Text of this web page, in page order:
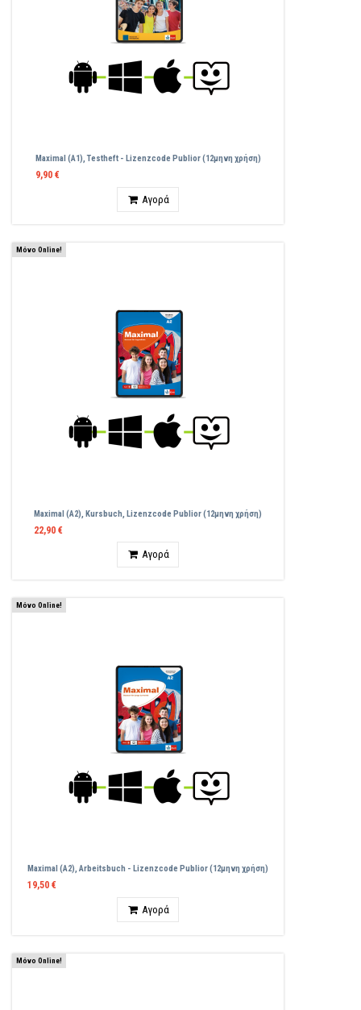
Maximal (A1), Testheft - Lizenzcode Publior (12μηνη χρήση)
9,90 €
Αγορά
Μόνο Online!
Maximal (A2), Kursbuch, Lizenzcode Publior (12μηνη χρήση)
22,90 €
Ποσότητα
Αγορά
Μόνο Online!
Maximal (A2), Arbeitsbuch - Lizenzcode Publior (12μηνη χρήση)
19,50 €
Αγορά
Μόνο Online!